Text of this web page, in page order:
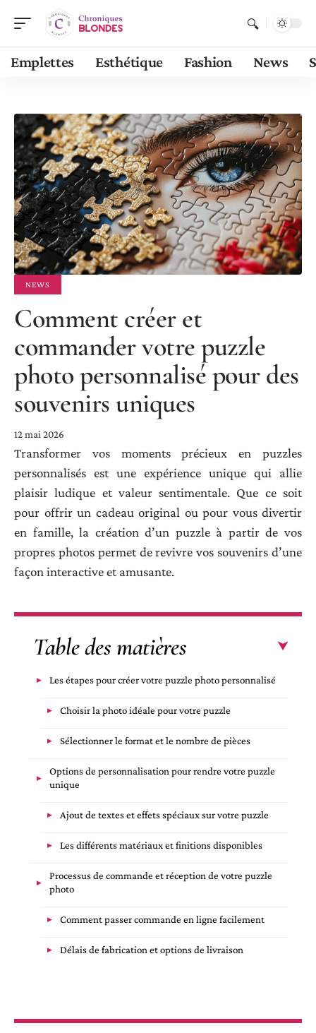
Emplettes Esthétique Fashion News
NEWS
Comment créer et
commander votre puzzle
photo personnalisé pour des
souvenirs uniques
12 mai 2026
Transformer vos moments précieux en puzzles
personnalisés est une expérience unique qui allie
plaisir ludique et valeur sentimentale. Que ce soit
pour offrir un cadeau original ou pour vous divertir
en famille, la création d’un puzzle à partir de vos
propres photos permet de revivre vos souvenirs d’une
façon interactive et amusante.
Table des matières
Les étapes pour créer votre puzzle photo personnalisé
Choisir la photo idéale pour votre puzzle
Sélectionner le format et le nombre de pièces
Options de personnalisation pour rendre votre puzzle
unique
Ajout de textes et effets spéciaux sur votre puzzle
Les différents matériaux et finitions disponibles
Processus de commande et réception de votre puzzle
photo
Comment passer commande en ligne facilement
Délais de fabrication et options de livraison